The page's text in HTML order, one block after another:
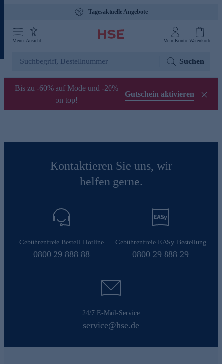
Tagesaktuelle Angebote
Menü Ansicht Mein Konto Warenkorb
Suchen
Bis zu -60% auf Mode und -20%
on top!
Gutschein aktivieren
Kontaktieren Sie uns, wir
helfen gerne.
Gebührenfreie Bestell-Hotline
0800 29 888 88
Gebührenfreie EASy-Bestellung
0800 29 888 29
24/7 E-Mail-Service
service@hse.de